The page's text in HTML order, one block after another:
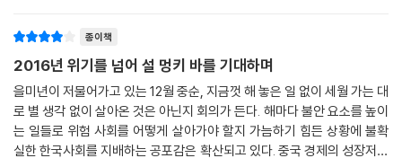
는 고정관념도 깨졌다. 기부에 대한 인식이 달라지면서 참여 방식과 그 만
족도도 함께 변하고 있다. 과거 소외된 이웃의 불우한 상황을 보여주며 감
정에 호소하는 전통적인 방법에서 탈피해, 윤리소비를 하나의 즐거운 놀이
로 인식하는 젊은 소비자들이 크게 늘었다. 다수의 대중에게 홍보를 하고
싶은 기업들의 입장에서는 소셜 참여가 늘어날수록 유리하다. 따라서 대중
이 페이스북·트위터 등 SNS에 클릭하고 댓글을 달고 공유하도록 유도하
세월호와 메르스 사태로 야기된 전반적인 불안감이 우리 사회를 엄습하고
있는 가운데 ‘과잉근심’이 도처에서 감지된다. 조그만 위험에도 극도로 몸
을 사리는 사람들은 위험을 원천봉쇄하기 위한 제품과 서비스에 눈을 돌린
다. 이와 같은 선상에서 에너지 위기와 환경오염에 대한 우려가 높아지는
가운데 도래한 100세 시대는 우리 모두에게 ‘지속가능한 삶의 양식’에 대
해 진지하게 고민해볼 것을 요구하고 있다. 2016 트렌드코리아가 제시한
종이책
2016년 위기를 넘어 설 멍키 바를 기대하며
을미년이 저물어가고 있는 12월 중순, 지금껏 해 놓은 일 없이 세월 가는 대
로 별 생각 없이 살아온 것은 아닌지 회의가 든다. 해마다 불안 요소를 높이
는 일들로 위험 사회를 어떻게 살아가야 할지 가늠하기 힘든 상황에 불확
실한 한국사회를 지배하는 공포감은 확산되고 있다. 중국 경제의 성장저하